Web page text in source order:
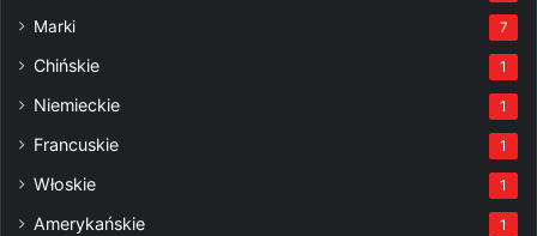
Marki 7
Chińskie 1
Niemieckie 1
Francuskie 1
Włoskie 1
Amerykańskie 1